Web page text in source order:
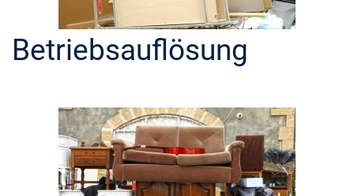
Betriebsauflösung